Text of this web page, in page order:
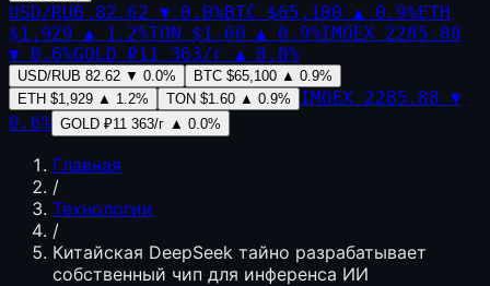
USD/RUB 82.62 ▼ 0.0%BTC $65,100 ▲ 0.9%ETH
$1,929 ▲ 1.2%TON $1.60 ▲ 0.9%IMOEX 2285.88
▼ 0.6%GOLD ₽11 363/г ▲ 0.0%
USD/RUB 82.62 ▼ 0.0% BTC $65,100 ▲ 0.9%
ETH $1,929 ▲ 1.2% TON $1.60 ▲ 0.9% IMOEX 2285.88 ▼
0.6% GOLD ₽11 363/г ▲ 0.0%
Главная
/
Технологии
/
Китайская DeepSeek тайно разрабатывает
собственный чип для инференса ИИ